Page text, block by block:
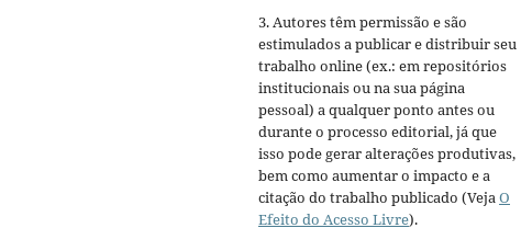
3. Autores têm permissão e são
estimulados a publicar e distribuir seu
trabalho online (ex.: em repositórios
institucionais ou na sua página
pessoal) a qualquer ponto antes ou
durante o processo editorial, já que
isso pode gerar alterações produtivas,
bem como aumentar o impacto e a
citação do trabalho publicado (VejaO
Efeito do Acesso Livre).